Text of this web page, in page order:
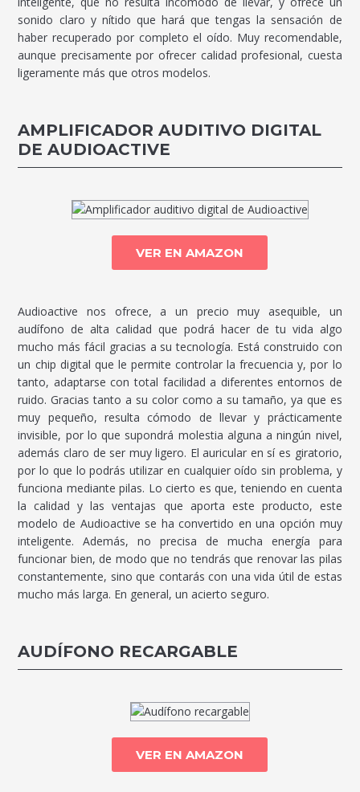
sonido claro y nítido que hará que tengas la sensación de
haber recuperado por completo el oído. Muy recomendable,
aunque precisamente por ofrecer calidad profesional, cuesta
ligeramente más que otros modelos.
AMPLIFICADOR AUDITIVO DIGITAL
DE AUDIOACTIVE
VER EN AMAZON
Audioactive nos ofrece, a un precio muy asequible, un
audífono de alta calidad que podrá hacer de tu vida algo
mucho más fácil gracias a su tecnología. Está construido con
un chip digital que le permite controlar la frecuencia y, por lo
tanto, adaptarse con total facilidad a diferentes entornos de
ruido. Gracias tanto a su color como a su tamaño, ya que es
muy pequeño, resulta cómodo de llevar y prácticamente
invisible, por lo que supondrá molestia alguna a ningún nivel,
además claro de ser muy ligero. El auricular en sí es giratorio,
por lo que lo podrás utilizar en cualquier oído sin problema, y
funciona mediante pilas. Lo cierto es que, teniendo en cuenta
la calidad y las ventajas que aporta este producto, este
modelo de Audioactive se ha convertido en una opción muy
inteligente. Además, no precisa de mucha energía para
funcionar bien, de modo que no tendrás que renovar las pilas
constantemente, sino que contarás con una vida útil de estas
mucho más larga. En general, un acierto seguro.
AUDÍFONO RECARGABLE
VER EN AMAZON